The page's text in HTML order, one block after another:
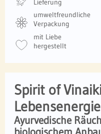
Lieferung
umweltfreundliche
Verpackung
mit Liebe
hergestellt
Spirit of
Lebensenergie
Ayurvedische